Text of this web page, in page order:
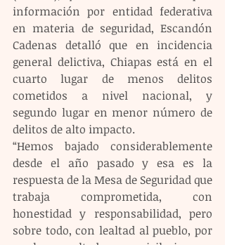
información por entidad federativa
en materia de seguridad, Escandón
Cadenas detalló que en incidencia
general delictiva, Chiapas está en el
cuarto lugar de menos delitos
cometidos a nivel nacional, y
segundo lugar en menor número de
delitos de alto impacto.
“Hemos bajado considerablemente
desde el año pasado y esa es la
respuesta de la Mesa de Seguridad que
trabaja comprometida, con
honestidad y responsabilidad, pero
sobre todo, con lealtad al pueblo, por